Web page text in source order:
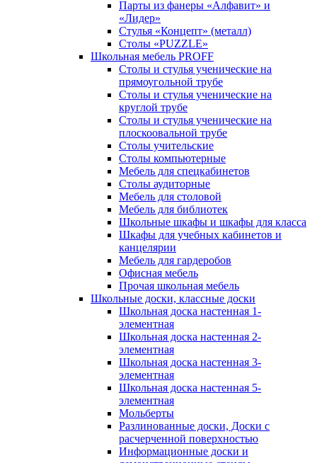
Парты из фанеры «Алфавит» и
«Лидер»
Стулья «Концепт» (металл)
Столы «PUZZLE»
Школьная мебель PROFF
Столы и стулья ученические на
прямоугольной трубе
Столы и стулья ученические на
круглой трубе
Столы и стулья ученические на
плоскоовальной трубе
Столы учительские
Столы компьютерные
Мебель для спецкабинетов
Столы аудиторные
Мебель для столовой
Мебель для библиотек
Школьные шкафы и шкафы для класса
Шкафы для учебных кабинетов и
канцелярии
Мебель для гардеробов
Офисная мебель
Прочая школьная мебель
Школьные доски, классные доски
Школьная доска настенная 1-
элементная
Школьная доска настенная 2-
элементная
Школьная доска настенная 3-
элементная
Школьная доска настенная 5-
элементная
Мольберты
Разлинованные доски, Доски с
расчерченной поверхностью
Информационные доски и